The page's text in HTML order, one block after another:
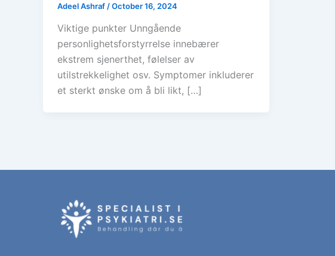
Adeel Ashraf /October 16, 2024
Viktige punkter Unngående
personlighetsforstyrrelse innebærer
ekstrem sjenerthet, følelser av
utilstrekkelighet osv. Symptomer inkluderer
et sterkt ønske om å bli likt, […]